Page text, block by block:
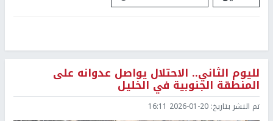
لليوم الثاني.. الاحتلال يواصل عدوانه على
المنطقة الجنوبية في الخليل
تم النشر بتاريخ: 2026-01-20 16:11